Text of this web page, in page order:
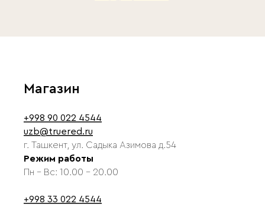
Магазин
+998 90 022 4544
uzb@truered.ru
г. Ташкент, ул. Садыка Азимова д.54
Режим работы
Пн - Вс: 10.00 - 20.00
+998 33 022 4544